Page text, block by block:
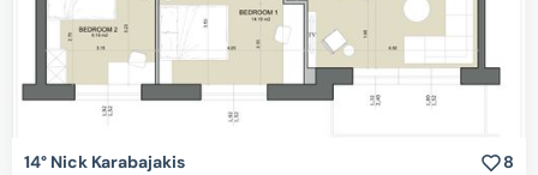
14° Nick Karabajakis 8